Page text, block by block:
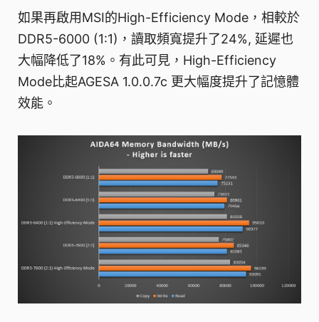
如果再啟用MSI的High-Efficiency Mode，相較於
DDR5-6000 (1:1)，讀取頻寬提升了24%, 延遲也
大幅降低了18%。有此可見，High-Efficiency
Mode比起AGESA 1.0.0.7c 更大幅度提升了記憶體
效能。